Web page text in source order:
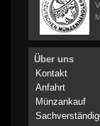
Über uns
Kontakt
Anfahrt
Münzankauf